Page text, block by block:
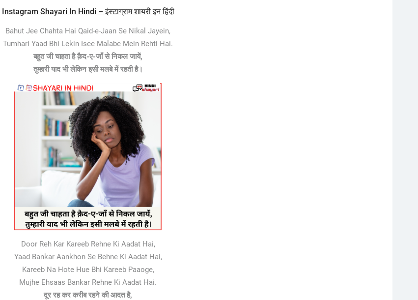
Instagram Shayari In Hindi – इंस्टाग्राम शायरी इन हिंदी
Bahut Jee Chahta Hai Qaid-e-Jaan Se Nikal Jayein,
Tumhari Yaad Bhi Lekin Isee Malabe Mein Rehti Hai.
बहुत जी चाहता है क़ैद-​ए​-​जाँ से निकल जायें​,
तुम्हारी याद भी लेकिन इसी मलबे में रहती है।
Door Reh Kar Kareeb Rehne Ki Aadat Hai,
Yaad Bankar Aankhon Se Behne Ki Aadat Hai,
Kareeb Na Hote Hue Bhi Kareeb Paaoge,
Mujhe Ehsaas Bankar Rehne Ki Aadat Hai.
दूर रह कर करीब रहने की आदत है,